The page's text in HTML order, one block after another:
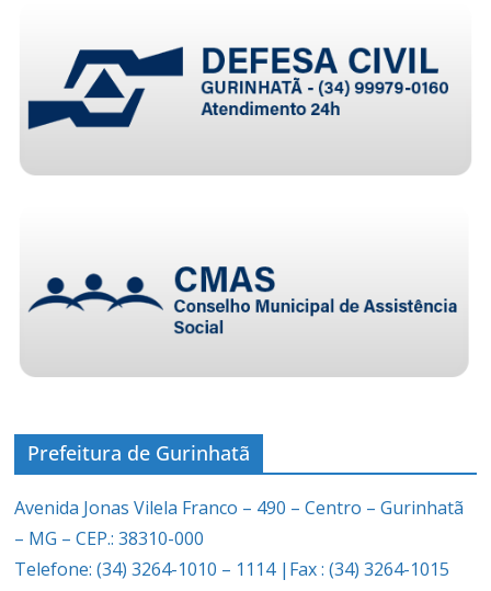
Prefeitura de Gurinhatã
Avenida Jonas Vilela Franco – 490 – Centro – Gurinhatã
– MG – CEP.: 38310-000
Telefone: (34) 3264-1010 – 1114 |Fax : (34) 3264-1015